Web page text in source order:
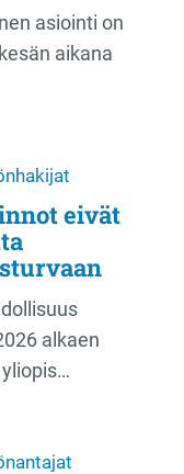
asiointi on
aikana
eivät
alkaen